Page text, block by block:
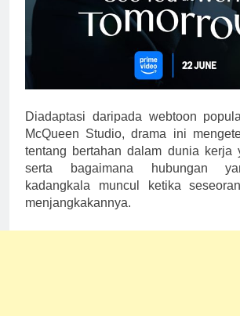
Diadaptasi daripada webtoon
McQueen Studio, drama ini
tentang bertahan dalam dunia kerja
serta bagaimana hubungan
kadangkala muncul ketika
menjangkakannya.